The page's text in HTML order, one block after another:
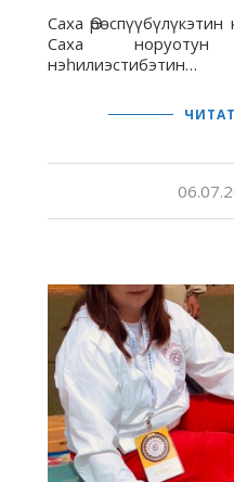
Саха
Саха норуотун
нэһилиэстибэтин…